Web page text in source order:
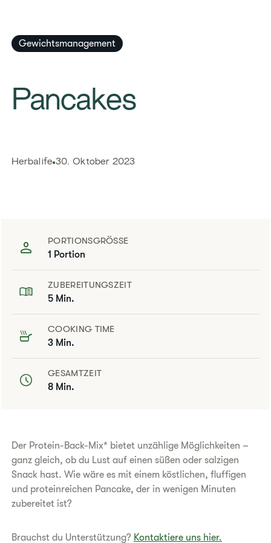
Gewichtsmanagement
​​Pancakes​
​​Herbalife 30. Oktober 2023
PORTIONSGRÖSSE
1 Portion
ZUBEREITUNGSZEIT
5 Min.
COOKING TIME
3 Min.
GESAMTZEIT
8 Min.
Der Protein-Back-Mix* bietet unzählige Möglichkeiten –
ganz gleich, ob du Lust auf einen süßen oder salzigen
Snack hast. Wie wäre es mit einem köstlichen, fluffigen
und proteinreichen Pancake, der in wenigen Minuten
zubereitet ist?
Brauchst du Unterstützung? Kontaktiere uns hier.